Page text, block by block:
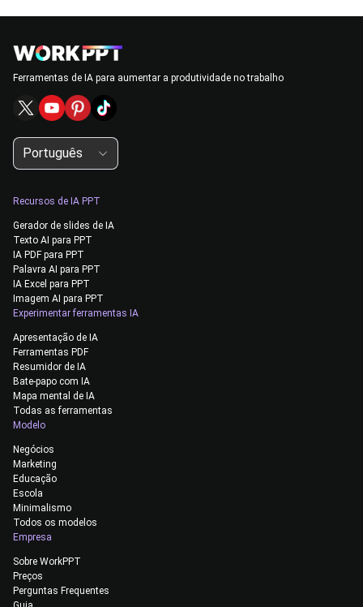
Ferramentas de IA para aumentar a produtividade no trabalho
Português
Recursos de IA PPT
Gerador de slides de IA
Texto AI para PPT
IA PDF para PPT
Palavra AI para PPT
IA Excel para PPT
Imagem AI para PPT
Experimentar ferramentas IA
Apresentação de IA
Ferramentas PDF
Resumidor de IA
Bate-papo com IA
Mapa mental de IA
Todas as ferramentas
Modelo
Negócios
Marketing
Educação
Escola
Minimalismo
Todos os modelos
Empresa
Sobre WorkPPT
Preços
Perguntas Frequentes